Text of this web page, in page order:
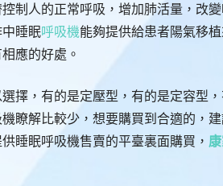
制人的正常呼吸，增加肺活量，改
睡眠呼吸機能夠提供給患者陽氣移
應的好處。
擇，有的是定壓型，有的是定容型
瞭解比較少，想要購買到合適的，
睡眠呼吸機售賣的平臺裏面購買，